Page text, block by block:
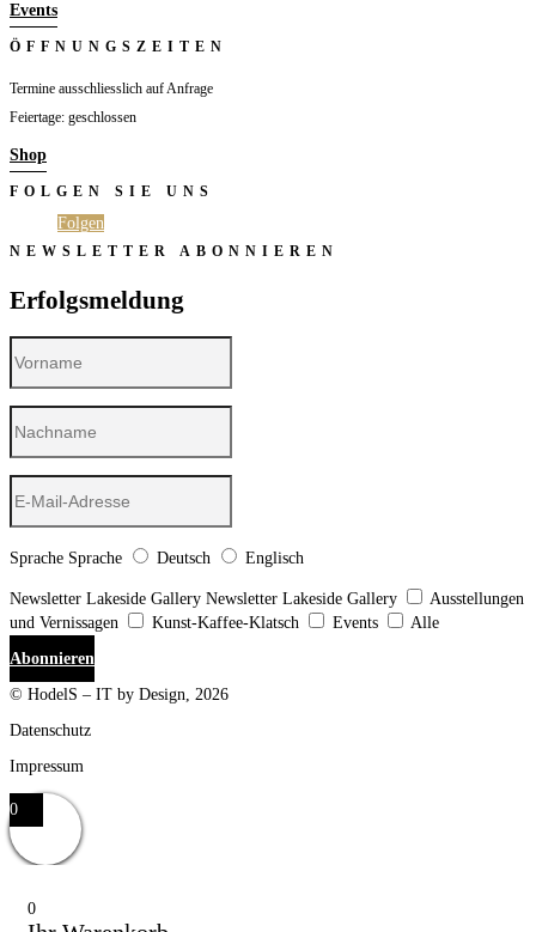
Events
ÖFFNUNGSZEITEN
Termine ausschliesslich auf Anfrage
Feiertage: geschlossen
Shop
FOLGEN SIE UNS
Folgen
NEWSLETTER ABONNIEREN
Erfolgsmeldung
Sprache Sprache Deutsch Englisch
Newsletter Lakeside Gallery Newsletter Lakeside Gallery
Ausstellungen
und Vernissagen
Kunst-Kaffee-Klatsch Events
Alle
Abonnieren
© HodelS – IT by Design, 2026
Datenschutz
Impressum
0
0